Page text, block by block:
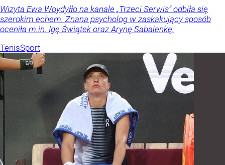
Wizyta Ewa Woydyłło na kanale „Trzeci Serwis” odbiła się
szerokim echem. Znana psycholog w zaskakujący sposób
oceniła m.in. Igę Świątek oraz Arynę Sabalenkę.
TenisSport